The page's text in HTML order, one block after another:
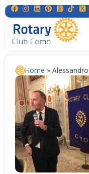
Home »